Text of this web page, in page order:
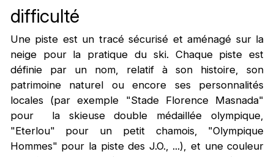
difficulté
Une piste est un tracé sécurisé et aménagé sur la
neige pour la pratique du ski. Chaque piste est
définie par un nom, relatif à son histoire, son
patrimoine naturel ou encore ses personnalités
locales (par exemple "Stade Florence Masnada"
pour la skieuse double médaillée olympique,
"Eterlou" pour un petit chamois, "Olympique
Hommes" pour la piste des J.O., ...), et une couleur